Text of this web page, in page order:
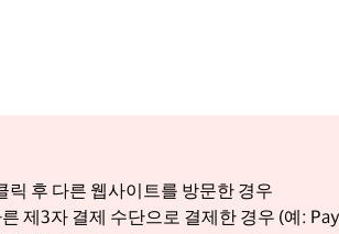
후 다른 웹사이트를 방문한 경우
제3자 결제 수단으로 결제한 경우 (예: